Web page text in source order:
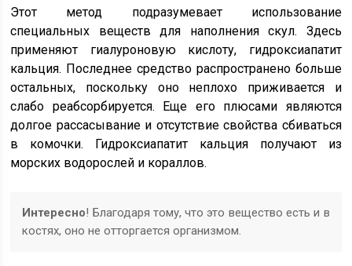
Этот метод подразумевает использование
специальных веществ для наполнения скул. Здесь
применяют гиалуроновую кислоту, гидроксиапатит
кальция. Последнее средство распространено больше
остальных, поскольку оно неплохо приживается и
слабо реабсорбируется. Еще его плюсами являются
долгое рассасывание и отсутствие свойства сбиваться
в комочки. Гидроксиапатит кальция получают из
морских водорослей и кораллов.
Интересно! Благодаря тому, что это вещество есть и в
костях, оно не отторгается организмом.